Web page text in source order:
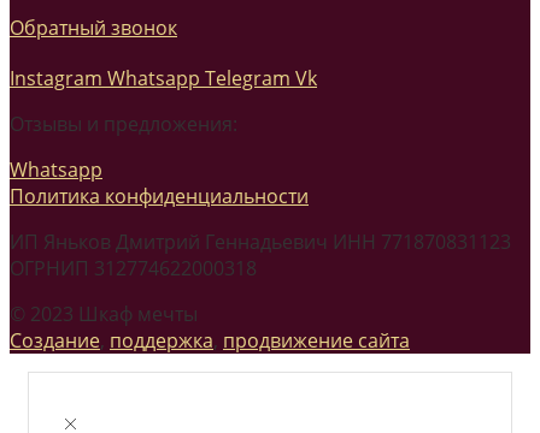
Обратный звонок
Instagram Whatsapp Telegram Vk
Отзывы и предложения:
Whatsapp
Политика конфиденциальности
ИП Яньков Дмитрий Геннадьевич ИНН 771870831123
ОГРНИП 312774622000318
© 2023 Шкаф мечты
Создание, поддержка, продвижение сайта